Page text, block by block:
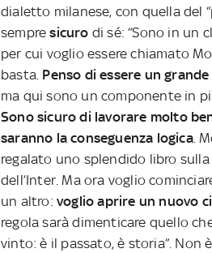
dialetto milanese, con quella del
sempresicuro di sé: “Sono in un
per cui voglio essere chiamato
basta. Penso di essere un
ma qui sono un componente in
Sono sicuro di lavorare molto
saranno la conseguenza logica.
regalato uno splendido libro
dell’Inter. Ma ora voglio
un altro: voglio aprire un nuovo
regola sarà dimenticare quello
vinto: è il passato, è storia”. Non